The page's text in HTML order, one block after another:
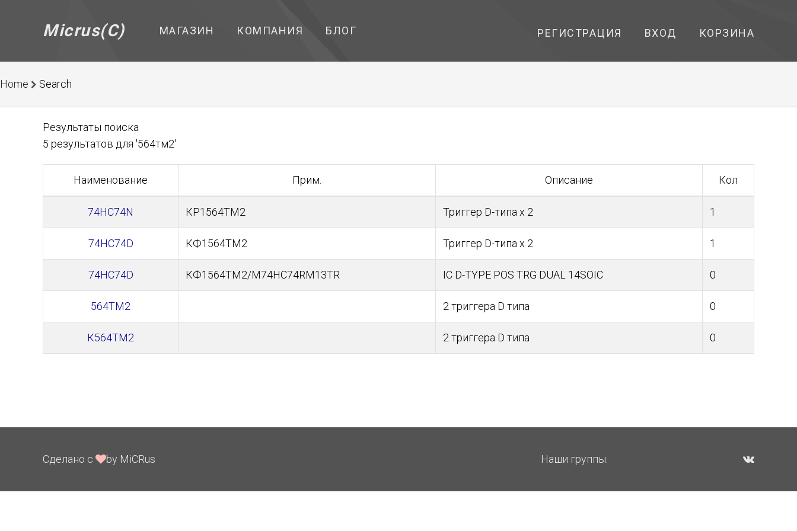
Micrus(C) МАГАЗИН КОМПАНИЯ БЛОГ РЕГИСТРАЦИЯ ВХОД КОРЗИНА
Home Search
Результаты поиска
5 результатов для '564тм2'
Наименование Прим. Описание Кол
74HC74N КР1564ТМ2 Триггер D-типа х 2 1
74HC74D КФ1564ТМ2 Триггер D-типа х 2 1
74HC74D КФ1564ТМ2/M74HC74RM13TR IC D-TYPE POS TRG DUAL 14SOIC 0
564ТМ2 2 триггера D типа 0
К564ТМ2 2 триггера D типа 0
Сделано с by MiCRus Наши группы: